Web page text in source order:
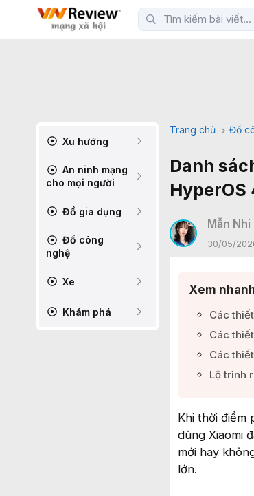
Xu hướng
An ninh mạng
cho mọi người
Đồ gia dụng
Đồ công
nghệ
Xe
Khám phá
Trang chủ Đồ
Danh
HyperOS
Mẫn Nhi
30/05/
Xem
Các
Các
Các
Lộ trình
Khi thời điểm
dùng Xiaomi
mới hay
lớn.